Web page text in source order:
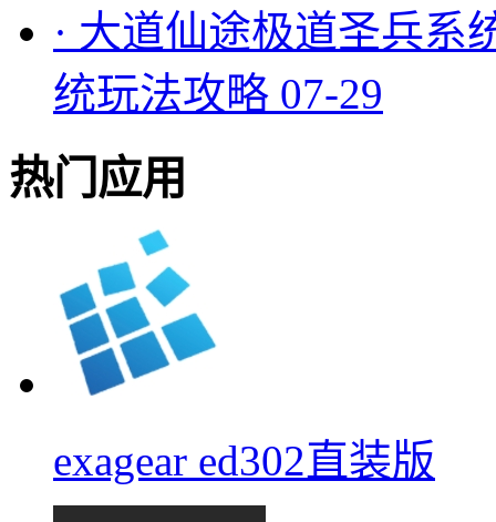
· 大道仙途极道圣兵系
统玩法攻略 07-29
热门应用
exagear ed302直装版